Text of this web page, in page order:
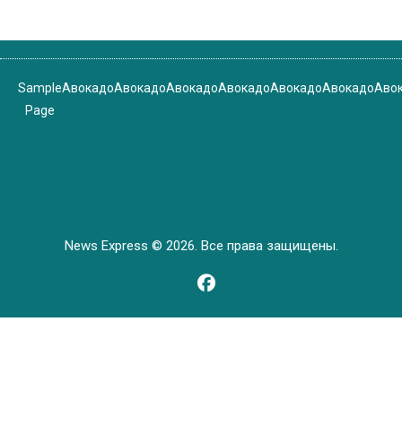
Sample
Page
АвокадоАвокадоАвокадоАвокадоАвокадоАвокадо
News Express © 2026. Все права защищены.